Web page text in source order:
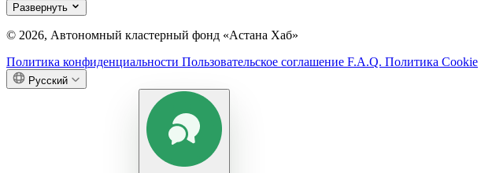
Развернуть
© 2026, Автономный кластерный фонд «Астана Хаб»
Политика конфиденциальности Пользовательское соглашение F.A.Q. Политика Cookie
Русский